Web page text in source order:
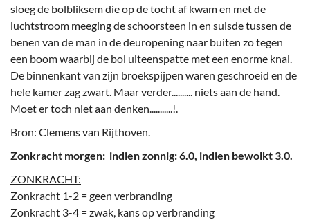
sloeg de bolbliksem die op de tocht af kwam en met de
luchtstroom meeging de schoorsteen in en suisde tussen de
benen van de man in de deuropening naar buiten zo tegen
een boom waarbij de bol uiteenspatte met een enorme knal.
De binnenkant van zijn broekspijpen waren geschroeid en de
hele kamer zag zwart. Maar verder.......... niets aan de hand.
Moet er toch niet aan denken...........!.
Bron: Clemens van Rijthoven.
Zonkracht morgen: indien zonnig: 6.0, indien bewolkt 3.0.
ZONKRACHT:
Zonkracht 1-2 = geen verbranding
Zonkracht 3-4 = zwak, kans op verbranding